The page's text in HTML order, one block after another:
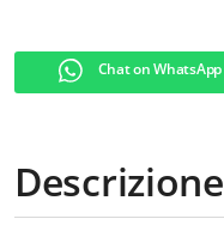
Chat on WhatsApp
Descrizione